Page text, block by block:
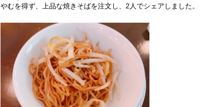
やむを得ず、上品な焼きそばを注文し、2人でシェアしました。